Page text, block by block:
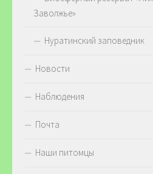
Заволжье»
Нуратинский заповедник
Новости
Наблюдения
Почта
Наши питомцы